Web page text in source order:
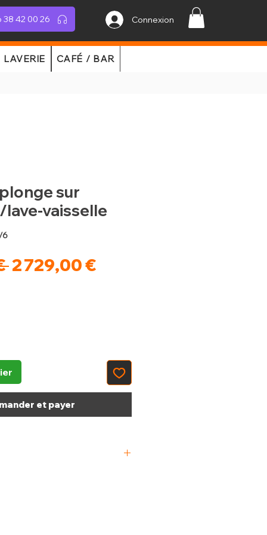
38 42 00 26 Connexion
LAVERIE CAFÉ / BAR
sur
vaisselle
6
Prix
2 729,00 €
et payer